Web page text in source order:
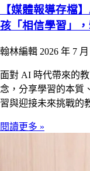
【媒體報導存檔
孩「相信學習」
翰林編輯 2026 年 7 月
面對 AI 時代帶來的
念，分享學習的本質
習與迎接未來挑戰的
閱讀更多 »